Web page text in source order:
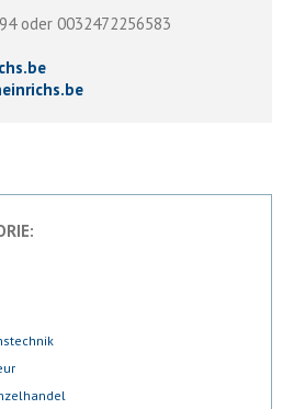
oder 0032472256583